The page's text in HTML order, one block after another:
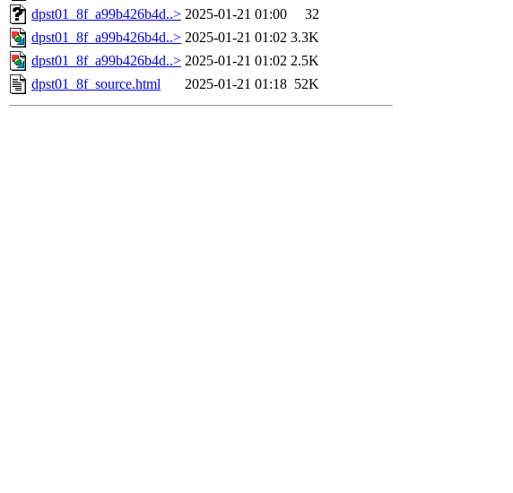
dpst01_8f_a99b426b4d..> 2025-01-21 01:00
32
dpst01_8f_a99b426b4d..> 2025-01-21 01:02 3.3K
dpst01_8f_a99b426b4d..> 2025-01-21 01:02 2.5K
dpst01_8f_source.html
2025-01-21 01:18 52K